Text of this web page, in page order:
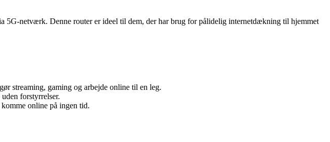
5G-netværk. Denne router er ideel til dem, der har brug for pålidelig internetdækning til hjemmet
streaming, gaming og arbejde online til en leg.
forstyrrelser.
online på ingen tid.